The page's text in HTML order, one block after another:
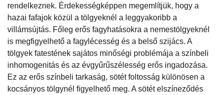
rendelkeznek. Érdekességképpen megemlítjük, hogy a
hazai fafajok közül a tölgyeknél a leggyakoribb a
villámsújtás. Főleg erős fagyhatásokra a nemestölgyeknél
is megfigyelhető a fagylécesség és a belső szijács. A
tölgyek fatestének sajátos minőségi problémája a színbeli
inhomogenitás és az évgyűrűszélesség erős ingadozása.
Ez az erős színbeli tarkaság, sötét foltosság különösen a
kocsányos tölgynél figyelhető meg. A sötét elszíneződés